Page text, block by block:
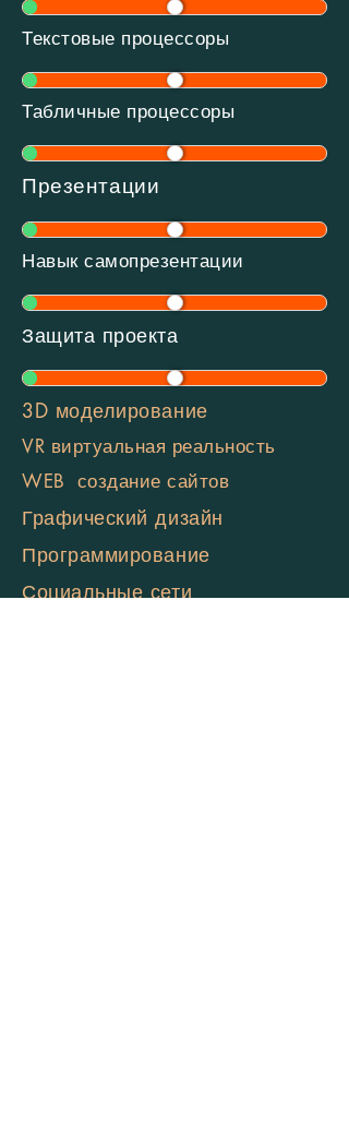
Текстовые процессоры
Табличные процессоры
Презентации
Навык самопрезентации
Защита проекта
3D моделирование
VR виртуальная реальность
WEB создание сайтов
Графический дизайн
Программирование
Социальные сети